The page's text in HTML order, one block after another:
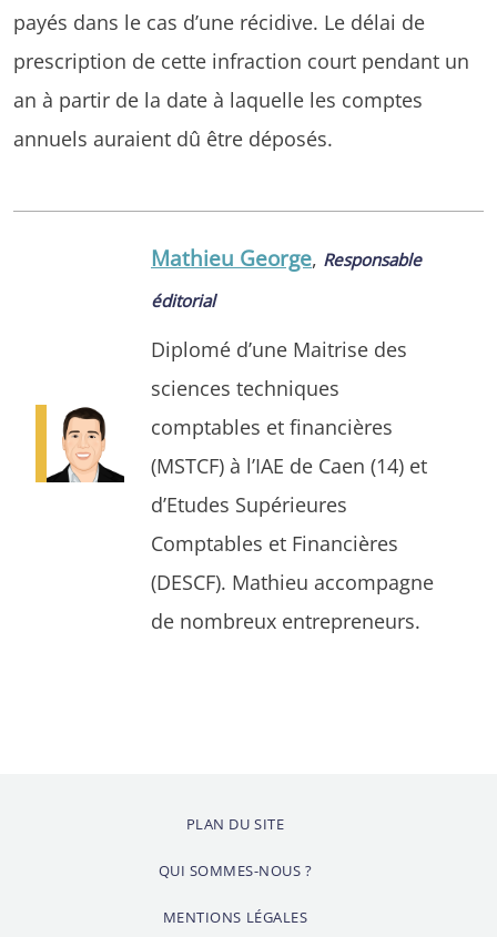
payés dans le cas d’une récidive. Le délai de
prescription de cette infraction court pendant un
an à partir de la date à laquelle les comptes
annuels auraient dû être déposés.
Mathieu George, Responsable
éditorial
Diplomé d’une Maitrise des
sciences techniques
comptables et financières
(MSTCF) à l’IAE de Caen (14) et
d’Etudes Supérieures
Comptables et Financières
(DESCF). Mathieu accompagne
de nombreux entrepreneurs.
PLAN DU SITE
QUI SOMMES-NOUS ?
MENTIONS LÉGALES